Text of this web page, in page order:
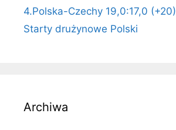
4.Polska-Czechy 19,0:17,0 (+20)
Starty drużynowe Polski
Archiwa